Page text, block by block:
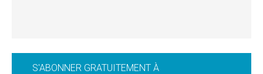
S'ABONNER GRATUITEMENT À